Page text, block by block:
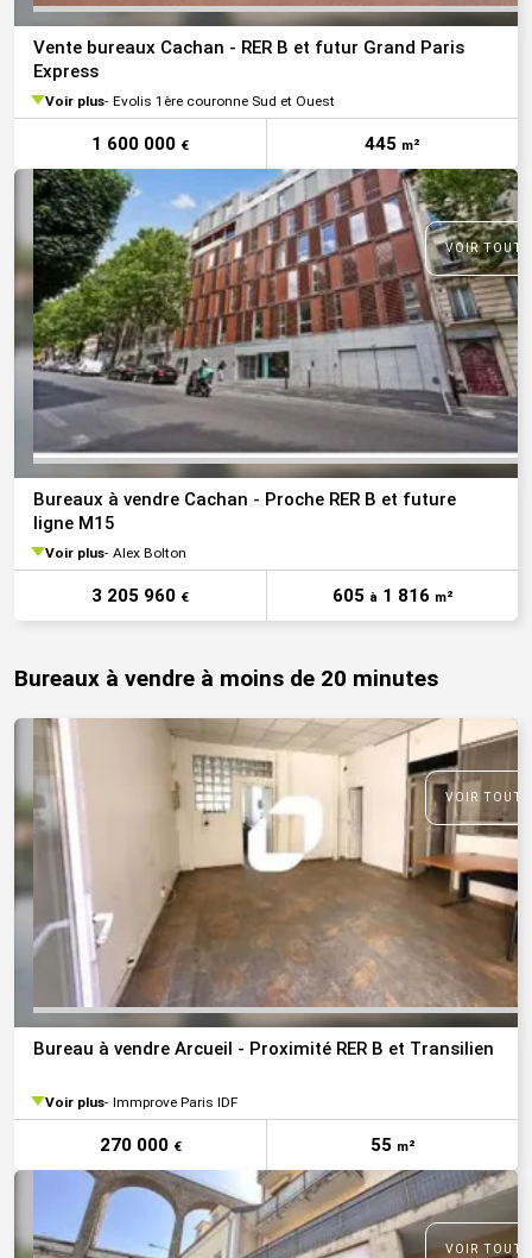
Vente bureaux Cachan - RER B et futur Grand Paris
Express
Voir plus Evolis 1ère couronne Sud et Ouest
1 600 000 € 445 m²
VOIR
Bureaux à vendre Cachan - Proche RER B et future
ligne M15
Voir plus Alex Bolton
3 205 960 € 605 à1 816 m²
Bureaux à vendre à moins de 20 minutes
VOIR
Bureau à vendre Arcueil - Proximité RER B et Transilien
Voir plus Immprove Paris IDF
270 000 € 55 m²
VOIR